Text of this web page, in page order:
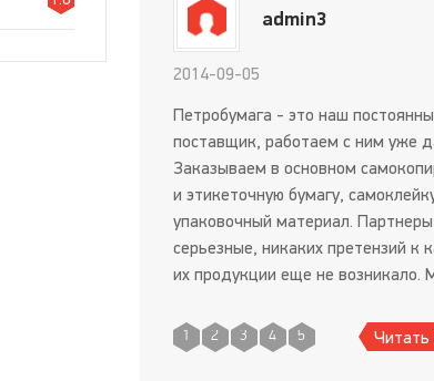
admin3
2014-09-05
Петробумага - это наш
поставщик, работаем с ним уже
Заказываем в основном
и этикеточную бумагу,
упаковочный материал.
серьезные, никаких претензий к
их продукции еще не возникало.
все документы всегда в
что-либо выбивать или
1 2 3 4 5 Читать